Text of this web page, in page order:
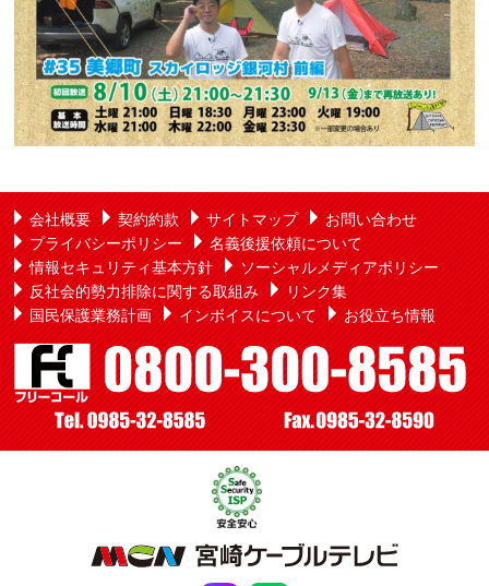
会社概要 契約約款 サイトマップ
お問い合わせ
プライバシーポリシー
名義後援依頼について
情報セキュリティ基本方針
ソーシャルメディアポリシー
反社会的勢力排除に関する取組み
リンク集
国民保護業務計画
インボイスについて お役立ち情報